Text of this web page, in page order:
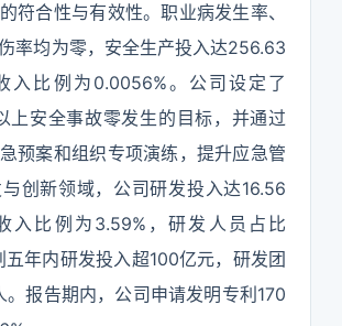
符合性与有效性。职业病发生率、
率均为零，安全生产投入达256.63
入比例为0.0056%。公司设定了
上安全事故零发生的目标，并通过
预案和组织专项演练，提升应急管
创新领域，公司研发投入达16.56
入比例为3.59%，研发人员占比
年内研发投入超100亿元，研发团
报告期内，公司申请发明专利170